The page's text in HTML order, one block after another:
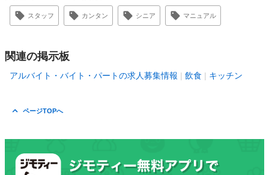
スタッフ カンタン シニア マニュアル
関連の掲示板
アルバイト・バイト・パートの求人募集情報 飲食 キッチン
ページTOPへ